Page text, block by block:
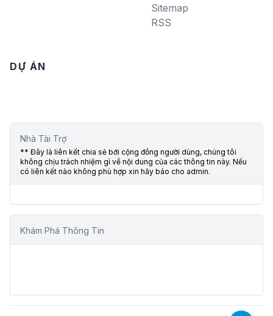
Sitemap
RSS
DỰ ÁN
Nhà Tài Trợ
** Đây là liên kết chia sẻ bới cộng đồng người dùng, chúng tôi
không chịu trách nhiệm gì về nội dung của các thông tin này. Nếu
có liên kết nào không phù hợp xin hãy báo cho admin.
Khám Phá Thông Tin